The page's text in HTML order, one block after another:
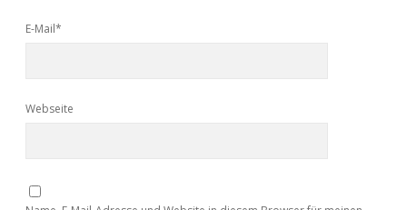
E-Mail*
Webseite